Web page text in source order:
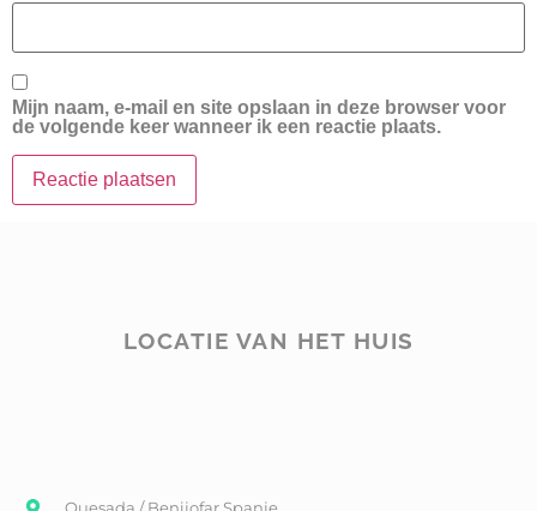
Mijn naam, e-mail en site opslaan in deze browser voor
de volgende keer wanneer ik een reactie plaats.
LOCATIE VAN HET HUIS